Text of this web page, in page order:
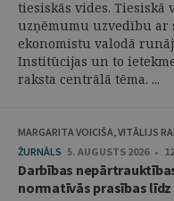
tiesiskās vides. Tiesiskā
uzņēmumu uzvedību ar
ekonomistu valodā
Institūcijas un to
raksta centrālā tēma. ...
MARGARITA VOICIŠA, VITĀLIJS
ŽURNĀLS 5. AUGUSTS 2026 •
Darbības
normatīvās prasības